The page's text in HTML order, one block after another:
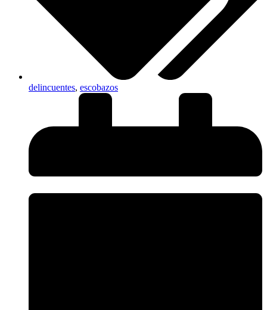
delincuentes, escobazos